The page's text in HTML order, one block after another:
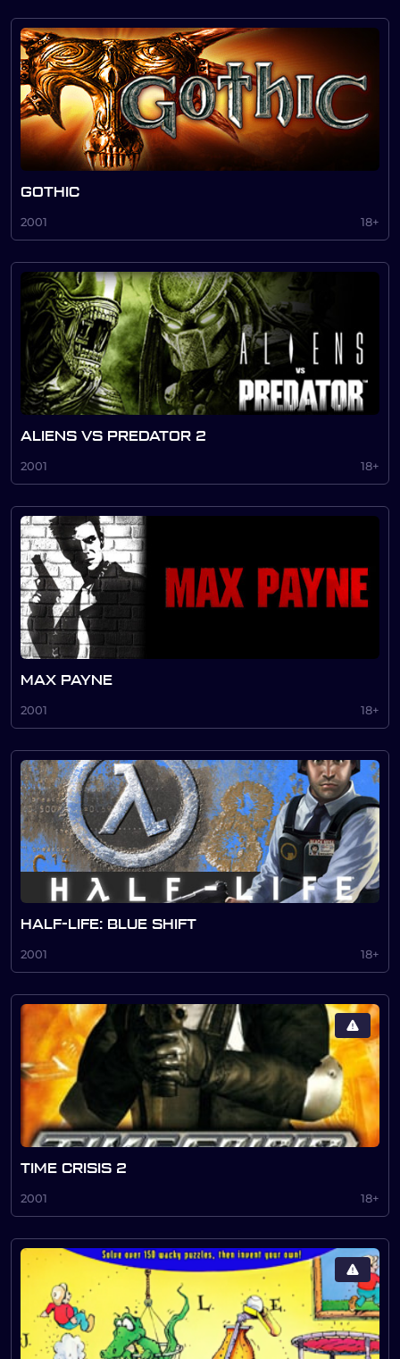
GOTHIC
2001 18+
ALIENS VS PREDATOR 2
2001 18+
MAX PAYNE
2001 18+
HALF-LIFE: BLUE SHIFT
2001 18+
TIME CRISIS 2
2001 18+